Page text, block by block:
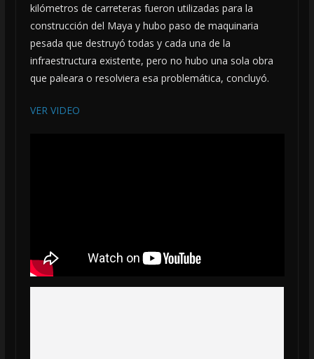
kilómetros de carreteras fueron utilizadas para la
construcción del Maya y hubo paso de maquinaria
pesada que destruyó todas y cada una de la
infraestructura existente, pero no hubo una sola obra
que paleara o resolviera esa problemática, concluyó.
VER VIDEO